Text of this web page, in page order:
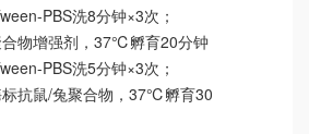
PBS洗8分钟×3次；
物增强剂，37℃孵育20分钟
PBS洗5分钟×3次；
抗鼠/兔聚合物，37℃孵育30